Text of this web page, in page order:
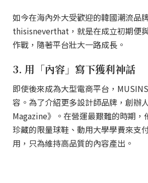
如今在海內外大受歡迎的韓國潮流品牌
thisisneverthat，就是在成立初期便
作戰，隨著平台壯大一路成長。
3. 用「內容」寫下獲利神話
即使後來成為大型電商平台，
容。為了介紹更多設計師品牌，創辦
Magazine》。在營運最艱難的時期，
珍藏的限量球鞋、動用大學學費來支
用，只為維持高品質的內容產出。